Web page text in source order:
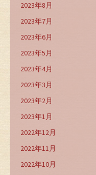
2023年8月
2023年7月
2023年6月
2023年5月
2023年4月
2023年3月
2023年2月
2023年1月
2022年12月
2022年11月
2022年10月